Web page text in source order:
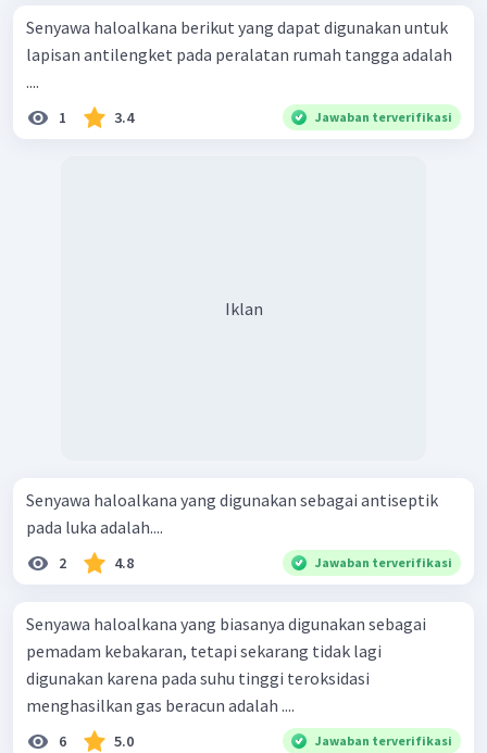
Senyawa haloalkana berikut yang dapat digunakan untuk
lapisan antilengket pada peralatan rumah tangga adalah
....
1 3.4 Jawaban terverifikasi
Iklan
Senyawa haloalkana yang digunakan sebagai antiseptik
pada luka adalah....
2 4.8 Jawaban terverifikasi
Senyawa haloalkana yang biasanya digunakan sebagai
pemadam kebakaran, tetapi sekarang tidak lagi
digunakan karena pada suhu tinggi teroksidasi
menghasilkan gas beracun adalah ....
6 5.0 Jawaban terverifikasi